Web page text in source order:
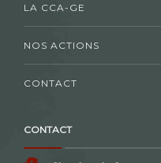
LA CCA-GE
NOS ACTIONS
CONTACT
CONTACT